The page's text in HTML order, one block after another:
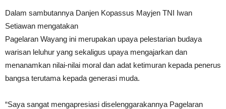
Dalam sambutannya Danjen Kopassus Mayjen TNI Iwan
Setiawan mengatakan
Pagelaran Wayang ini merupakan upaya pelestarian budaya
warisan leluhur yang sekaligus upaya mengajarkan dan
menanamkan nilai-nilai moral dan adat ketimuran kepada penerus
bangsa terutama kepada generasi muda.
“Saya sangat mengapresiasi diselenggarakannya Pagelaran